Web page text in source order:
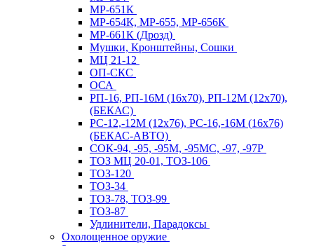
МР-651К
МР-654К, МР-655, МР-656К
МР-661К (Дрозд)
Мушки, Кронштейны, Сошки
МЦ 21-12
ОП-СКС
ОСА
РП-16, РП-16М (16х70), РП-12М (12х70),
(БЕКАС)
РС-12,-12М (12х76), РС-16,-16М (16х76)
(БЕКАС-АВТО)
СОК-94, -95, -95М, -95МС, -97, -97Р
ТОЗ МЦ 20-01, ТОЗ-106
ТОЗ-120
ТОЗ-34
ТОЗ-78, ТОЗ-99
ТОЗ-87
Удлинители, Парадоксы
Охолощенное оружие